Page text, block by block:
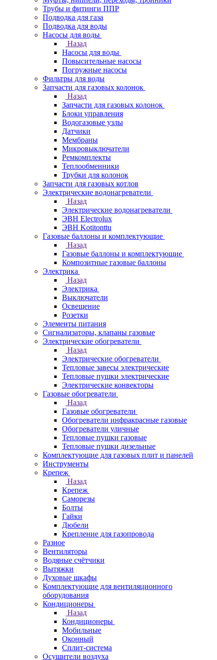
Трубы и фитинги ППР
Подводка для газа
Подводка для воды
Насосы для воды
Назад
Насосы для воды
Повысительные насосы
Погружные насосы
Фильтры для воды
Запчасти для газовых колонок
Назад
Запчасти для газовых колонок
Блоки управления
Водогазовые узлы
Датчики
Мембраны
Микровыключатели
Ремкомплекты
Теплообменники
Трубки для колонок
Запчасти для газовых котлов
Электрические водонагреватели
Назад
Электрические водонагреватели
ЭВН Electrolux
ЭВН Kotitonttu
Газовые баллоны и комплектующие
Назад
Газовые баллоны и комплектующие
Композитные газовые баллоны
Электрика
Назад
Электрика
Выключатели
Освещение
Розетки
Элементы питания
Сигнализаторы, клапаны газовые
Электрические обогреватели
Назад
Электрические обогреватели
Тепловые завесы электрические
Тепловые пушки электрические
Электрические конвекторы
Газовые обогреватели
Назад
Газовые обогреватели
Обогреватели инфракрасные газовые
Обогреватели уличные
Тепловые пушки газовые
Тепловые пушки дизельные
Комплектующие для газовых плит и панелей
Инструменты
Крепеж
Назад
Крепеж
Саморезы
Болты
Гайки
Дюбели
Крепление для газопровода
Разное
Вентиляторы
Водяные счётчики
Вытяжки
Духовые шкафы
Комплектующие для вентиляционного
оборудования
Кондиционеры
Назад
Кондиционеры
Мобильные
Оконный
Сплит-система
Осушители воздуха